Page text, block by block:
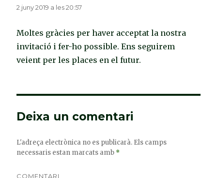
2 juny 2019 a les 20:57
Moltes gràcies per haver acceptat la nostra
invitació i fer-ho possible. Ens seguirem
veient per les places en el futur.
Deixa un comentari
L'adreça electrònica no es publicarà. Els camps
necessaris estan marcats amb *
COMENTARI